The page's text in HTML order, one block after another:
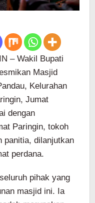
– Wakil Bupati
Masjid
Kelurahan
Jumat
dengan
Paringin, tokoh
dilanjutkan
perdana.
pihak yang
masjid ini. Ia